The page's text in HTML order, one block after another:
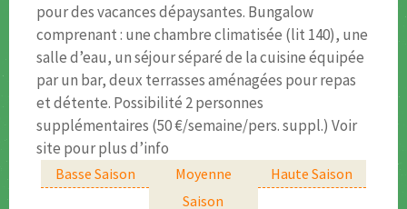
pour des vacances dépaysantes. Bungalow
comprenant : une chambre climatisée (lit 140), une
salle d’eau, un séjour séparé de la cuisine équipée
par un bar, deux terrasses aménagées pour repas
et détente. Possibilité 2 personnes
supplémentaires (50 €/semaine/pers. suppl.) Voir
site pour plus d’info
Basse Saison
Moyenne
Saison
Haute Saison